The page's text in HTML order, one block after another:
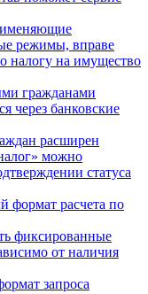
режимы, вправе
налогу на имущество
гражданами
через банковские
расширен
можно
статуса
формат расчета по
фиксированные
от наличия
запроса